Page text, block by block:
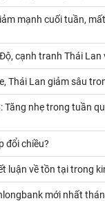
mạnh cuối tuần,
cạnh tranh Thái Lan
Thái Lan giảm sâu
Tăng nhẹ trong tuần
đổi chiều?
luận về tồn tại trong
mới nhất